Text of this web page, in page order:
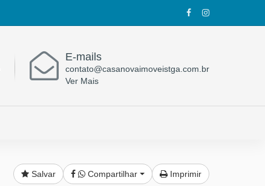
E-mails
contato@casanovaimoveistga.com.br
Ver Mais
Salvar Compartilhar Imprimir